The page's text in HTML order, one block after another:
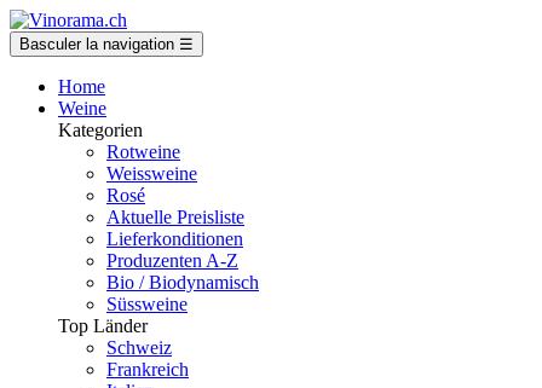
Basculer la navigation ☰
Home
Weine
Kategorien
Rotweine
Weissweine
Rosé
Aktuelle Preisliste
Lieferkonditionen
Produzenten A-Z
Bio / Biodynamisch
Süssweine
Top Länder
Schweiz
Frankreich